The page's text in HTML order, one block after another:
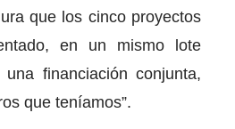
que los cinco proyectos
en un mismo lote
financiación conjunta,
que teníamos”.